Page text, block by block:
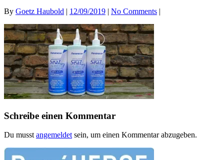
By Goetz Haubold | 12/09/2019 | No Comments |
Schreibe einen Kommentar
Du musst angemeldet sein, um einen Kommentar abzugeben.